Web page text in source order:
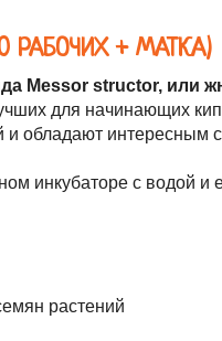
РАБОЧИХ + МАТКА)
Messor structor, или
для начинающих
и обладают
инкубаторе с водой и
растений